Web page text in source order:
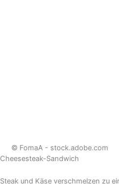
© FomaA - stock.adobe.com
Cheesesteak-Sandwich
Steak und Käse verschmelzen zu